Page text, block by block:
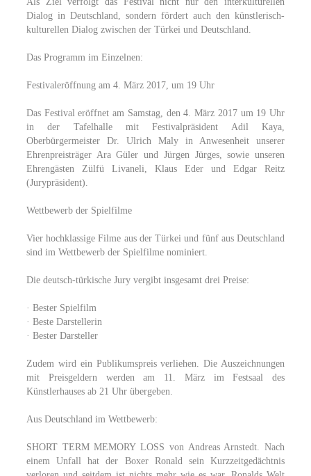
Dialog in Deutschland, sondern fördert auch den künstlerisch-
kulturellen Dialog zwischen der Türkei und Deutschland.
Das Programm im Einzelnen:
Festivaleröffnung am 4. März 2017, um 19 Uhr
Das Festival eröffnet am Samstag, den 4. März 2017 um 19 Uhr
in der Tafelhalle mit Festivalpräsident Adil Kaya,
Oberbürgermeister Dr. Ulrich Maly in Anwesenheit unserer
Ehrenpreisträger Ara Güler und Jürgen Jürges, sowie unseren
Ehrengästen Zülfü Livaneli, Klaus Eder und Edgar Reitz
(Jurypräsident).
Wettbewerb der Spielfilme
Vier hochklassige Filme aus der Türkei und fünf aus Deutschland
sind im Wettbewerb der Spielfilme nominiert.
Die deutsch-türkische Jury vergibt insgesamt drei Preise:
· Bester Spielfilm
· Beste Darstellerin
· Bester Darsteller
Zudem wird ein Publikumspreis verliehen. Die Auszeichnungen
mit Preisgeldern werden am 11. März im Festsaal des
Künstlerhauses ab 21 Uhr übergeben.
Aus Deutschland im Wettbewerb:
SHORT TERM MEMORY LOSS von Andreas Arnstedt. Nach
einem Unfall hat der Boxer Ronald sein Kurzzeitgedächtnis